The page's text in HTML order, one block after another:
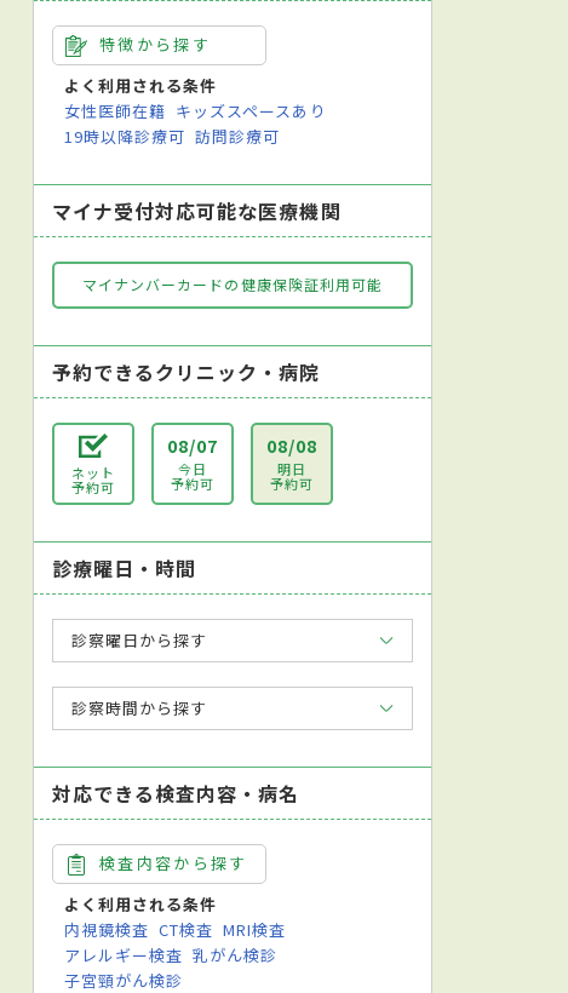
特徴から探す
よく利用される条件
女性医師在籍 キッズスペースあり
19時以降診療可 訪問診療可
マイナ受付対応可能な医療機関
マイナンバーカードの健康保険証利用可能
予約できるクリニック・病院
ネット
予約可
08/07
今日
予約可
08/08
明日
予約可
診療曜日・時間
診察曜日から探す
診察時間から探す
対応できる検査内容・病名
検査内容から探す
よく利用される条件
内視鏡検査 CT検査 MRI検査
アレルギー検査 乳がん検診
子宮頸がん検診